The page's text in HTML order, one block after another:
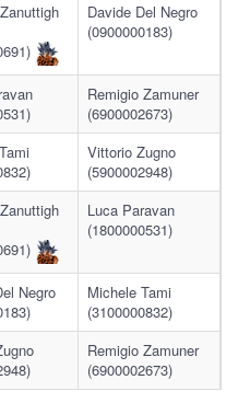
Davide Del Negro
(0900000183)
Remigio Zamuner
(6900002673)
Vittorio Zugno
(5900002948)
Luca Paravan
(1800000531)
Negro
Michele Tami
(3100000832)
Remigio Zamuner
(6900002673)